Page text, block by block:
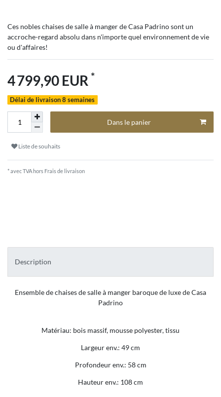
Ces nobles chaises de salle à manger de Casa Padrino sont un
accroche-regard absolu dans n'importe quel environnement de vie
ou d'affaires!
4 799,90 EUR *
Délai de livraison 8 semaines
Dans le panier
Liste de souhaits
* avec TVA hors Frais de livraison
Description
Ensemble de chaises de salle à manger baroque de luxe de Casa
Padrino
Matériau: bois massif, mousse polyester, tissu
Largeur env.: 49 cm
Profondeur env.: 58 cm
Hauteur env.: 108 cm